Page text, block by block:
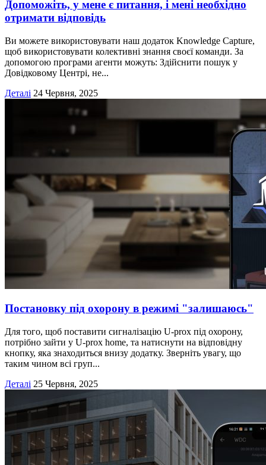
Допоможіть, у мене є питання, і мені необхідно
отримати відповідь
Ви можете використовувати наш додаток Knowledge Capture,
щоб використовувати колективні знання своєї команди. За
допомогою програми агенти можуть: Здійснити пошук у
Довідковому Центрі, не...
Деталі 24 Червня, 2025
Постановку під охорону в режимі "залишаюсь"
Для того, щоб поставити сигналізацію U-prox під охорону,
потрібно зайти у U-prox home, та натиснути на відповідну
кнопку, яка знаходиться внизу додатку. Зверніть увагу, що
таким чином всі груп...
Деталі 25 Червня, 2025